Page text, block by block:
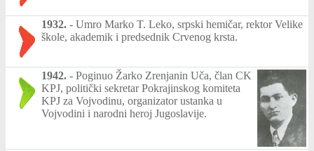
1932. - Umro Marko T. Leko, srpski hemičar, rektor Velike
škole, akademik i predsednik Crvenog krsta.
1942. - Poginuo Žarko Zrenjanin Uča, član CK
KPJ, politički sekretar Pokrajinskog komiteta
KPJ za Vojvodinu, organizator ustanka u
Vojvodini i narodni heroj Jugoslavije.